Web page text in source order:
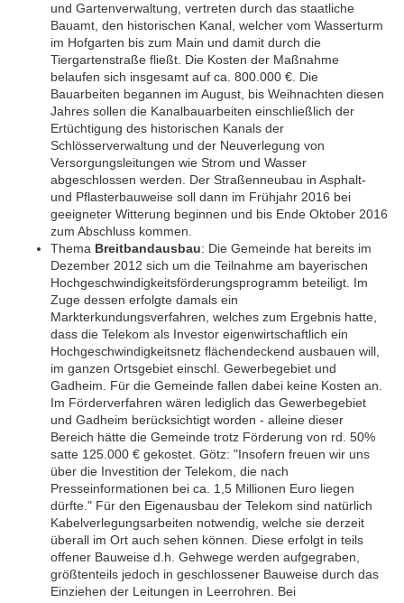
und Gartenverwaltung, vertreten durch das staatliche
Bauamt, den historischen Kanal, welcher vom Wasserturm
im Hofgarten bis zum Main und damit durch die
Tiergartenstraße fließt. Die Kosten der Maßnahme
belaufen sich insgesamt auf ca. 800.000 €. Die
Bauarbeiten begannen im August, bis Weihnachten diesen
Jahres sollen die Kanalbauarbeiten einschließlich der
Ertüchtigung des historischen Kanals der
Schlösserverwaltung und der Neuverlegung von
Versorgungsleitungen wie Strom und Wasser
abgeschlossen werden. Der Straßenneubau in Asphalt-
und Pflasterbauweise soll dann im Frühjahr 2016 bei
geeigneter Witterung beginnen und bis Ende Oktober 2016
zum Abschluss kommen.
Thema Breitbandausbau: Die Gemeinde hat bereits im
Dezember 2012 sich um die Teilnahme am bayerischen
Hochgeschwindigkeitsförderungsprogramm beteiligt. Im
Zuge dessen erfolgte damals ein
Markterkundungsverfahren, welches zum Ergebnis hatte,
dass die Telekom als Investor eigenwirtschaftlich ein
Hochgeschwindigkeitsnetz flächendeckend ausbauen will,
im ganzen Ortsgebiet einschl. Gewerbegebiet und
Gadheim. Für die Gemeinde fallen dabei keine Kosten an.
Im Förderverfahren wären lediglich das Gewerbegebiet
und Gadheim berücksichtigt worden - alleine dieser
Bereich hätte die Gemeinde trotz Förderung von rd. 50%
satte 125.000 € gekostet. Götz: "Insofern freuen wir uns
über die Investition der Telekom, die nach
Presseinformationen bei ca. 1,5 Millionen Euro liegen
dürfte." Für den Eigenausbau der Telekom sind natürlich
Kabelverlegungsarbeiten notwendig, welche sie derzeit
überall im Ort auch sehen können. Diese erfolgt in teils
offener Bauweise d.h. Gehwege werden aufgegraben,
größtenteils jedoch in geschlossener Bauweise durch das
Einziehen der Leitungen in Leerrohren. Bei